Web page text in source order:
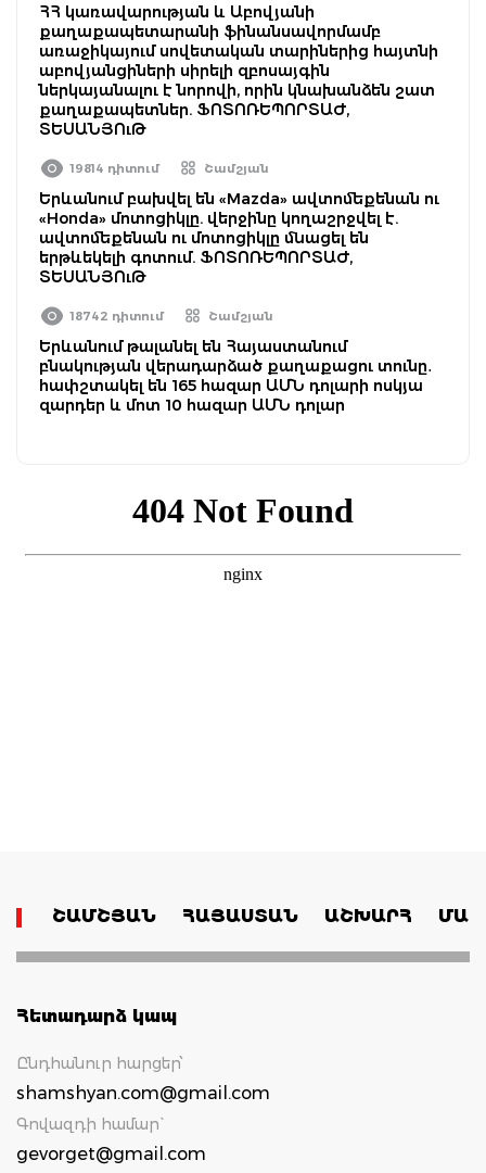
ՀՀ կառավարության և Աբովյանի
քաղաքապետարանի ֆինանսավորմամբ
առաջիկայում սովետական տարիներից հայտնի
աբովյանցիների սիրելի զբոսայգին
ներկայանալու է նորովի, որին կնախանձեն շատ
քաղաքապետներ. ՖՈՏՈՌԵՊՈՐՏԱԺ,
ՏԵՍԱՆՅՈւԹ
19814 դիտում Շամշյան
Երևանում բախվել են «Mazda» ավտոմեքենան ու
«Honda» մոտոցիկլը. վերջինը կողաշրջվել է.
ավտոմեքենան ու մոտոցիկլը մնացել են
երթևեկելի գոտում. ՖՈՏՈՌԵՊՈՐՏԱԺ,
ՏԵՍԱՆՅՈւԹ
18742 դիտում Շամշյան
Երևանում թալանել են Հայաստանում
բնակության վերադարձած քաղաքացու տունը․
հափշտակել են 165 հազար ԱՄՆ դոլարի ոսկյա
զարդեր և մոտ 10 հազար ԱՄՆ դոլար
ՇԱՄՇՅԱՆ ՀԱՅԱՍՏԱՆ ԱՇԽԱՐՀ
Հետադարձ կապ
Ընդհանուր հարցեր՝
shamshyan.com@gmail.com
Գովազդի համար`
gevorget@gmail.com